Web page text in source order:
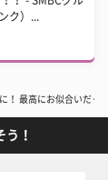
ク）...
！ 最高にお似合いだっ
う！